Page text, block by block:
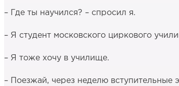
– Где ты научился? – спросил я.
– Я студент московского циркового
– Я тоже хочу в училище.
– Поезжай, через неделю вступительные